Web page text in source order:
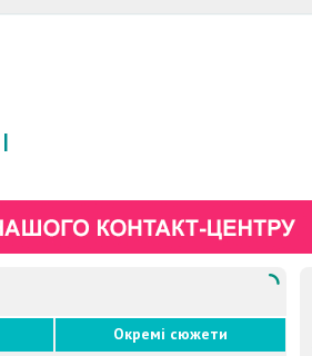
|
Окремі сюжети